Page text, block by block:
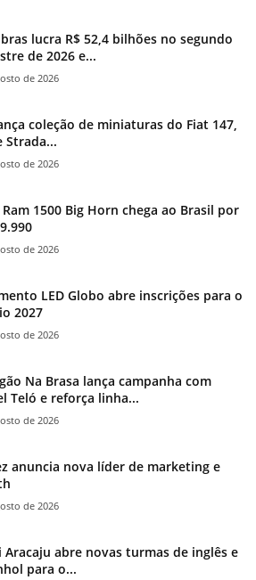
lucra R$ 52,4 bilhões no segundo
de 2026 e...
de 2026
coleção de miniaturas do Fiat 147,
Strada...
de 2026
1500 Big Horn chega ao Brasil por
de 2026
LED Globo abre inscrições para o
2027
de 2026
Na Brasa lança campanha com
Teló e reforça linha...
de 2026
anuncia nova líder de marketing e
de 2026
Aracaju abre novas turmas de inglês e
para o...